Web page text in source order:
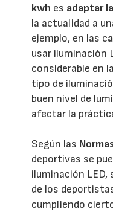
kwh es adaptar
la actualidad a
ejemplo, en las c
usar iluminación
considerable en
tipo de
buen nivel de
afectar la
Según las
deportivas se
iluminación LED,
de los
cumpliendo